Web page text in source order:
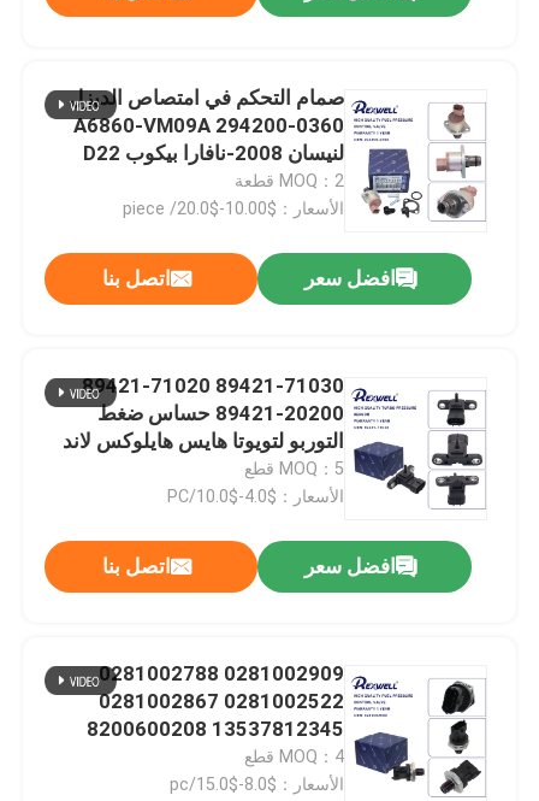
المنتجات
فيديوهات
صمام التحكم في امتصاص الديزل
A6860-VM09A 294200-0360
لنيسان 2008-نافارا بيكوب D22
MOQ：2 قطعة
الأسعار：$10.00-$20.0/ piece
افضل سعر اتصل بنا
89421-71030 89421-71020
89421-20200 حساس ضغط
التوربو لتويوتا هايس هايلوكس لاند
كروزر فور رنر بريوس كورولا ياريس
أفينسيس
MOQ：5 قطع
الأسعار：$4.0-$10.0/PC
افضل سعر اتصل بنا
0281002909 0281002788
0281002522 0281002867
13537812345 8200600208
46779638 حساس ضغط السكك
الحديدية المشتركة من بوش
MOQ：4 قطع
الأسعار：$8.0-$15.0/pc